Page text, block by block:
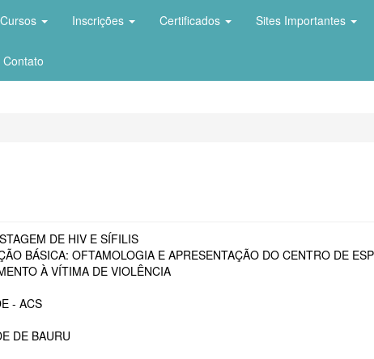
Cursos Inscrições Certificados Sites Importantes
Contato
DE HIV E SÍFILIS
BÁSICA: OFTAMOLOGIA E APRESENTAÇÃO DO CENTRO DE
À VÍTIMA DE VIOLÊNCIA
- ACS
DE BAURU